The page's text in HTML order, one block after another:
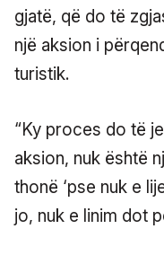
gjatë, që do të
një aksion i
turistik.
“Ky proces do të
aksion, nuk është
thonë ‘pse nuk e
jo, nuk e linim dot